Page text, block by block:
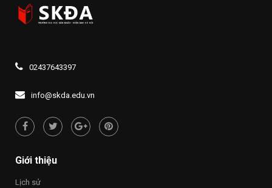
02437643397
info@skda.edu.vn
Giới thiệu
Lịch sử